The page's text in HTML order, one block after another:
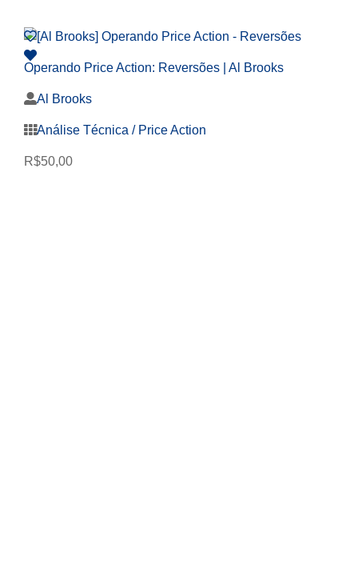
Operando Price Action: Reversões | Al Brooks
Al Brooks
Análise Técnica / Price Action
R$50,00